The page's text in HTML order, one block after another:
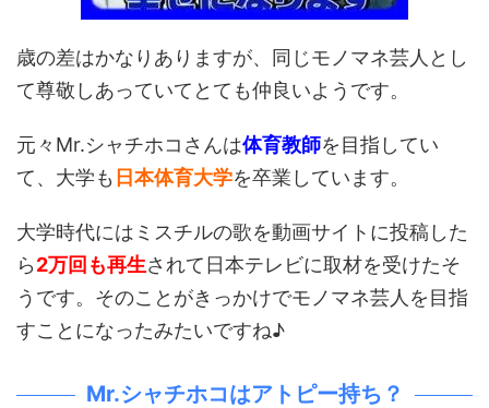
歳の差はかなりありますが、同じモノマネ芸人とし
て尊敬しあっていてとても仲良いようです。
元々Mr.シャチホコさんは体育教師を目指してい
て、大学も 日本体育大学を卒業しています。
大学時代にはミスチルの歌を動画サイトに投稿した
ら2万回も再生されて日本テレビに取材を受けたそ
うです。そのことがきっかけでモノマネ芸人を目指
すことになったみたいですね♪
Mr.シャチホコはアトピー持ち？